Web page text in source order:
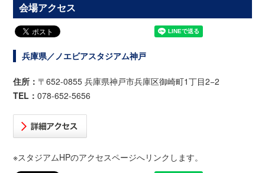
会場アクセス
兵庫県／ノエビアスタジアム神戸
住所： 〒652-0855 兵庫県神戸市兵庫区御崎町1丁目2−2
TEL：078-652-5656
※スタジアムHPのアクセスページへリンクします。